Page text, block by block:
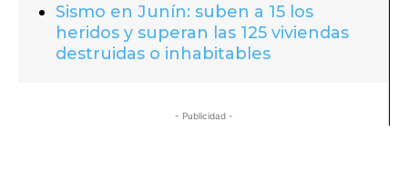
Sismo en Junín: suben a 15 los
heridos y superan las 125 viviendas
destruidas o inhabitables
- Publicidad -